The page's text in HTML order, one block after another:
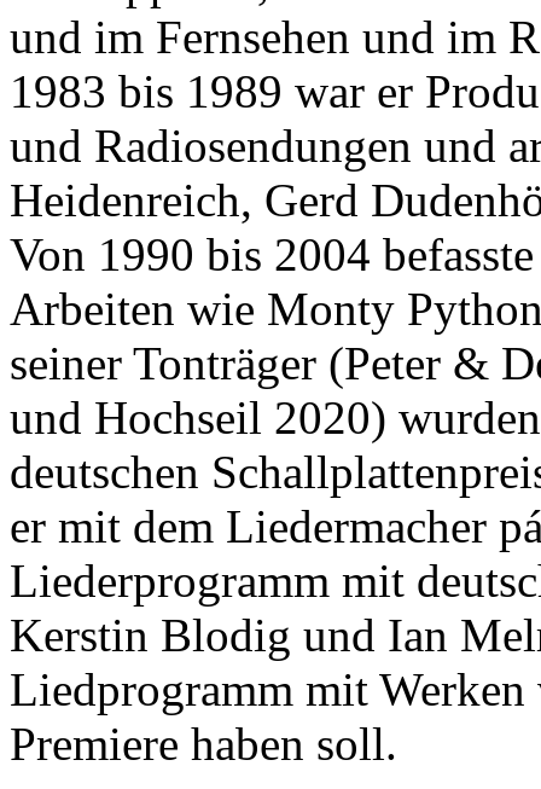
und im Fernsehen und im
1983 bis 1989 war er
und Radiosendungen und
Heidenreich, Gerd
Von 1990 bis 2004
Arbeiten wie Monty
seiner Tonträger (Peter &
und Hochseil 2020)
deutschen
er mit dem Liedermacher
Liederprogramm mit
Kerstin Blodig und Ian
Liedprogramm mit
Premiere haben soll.